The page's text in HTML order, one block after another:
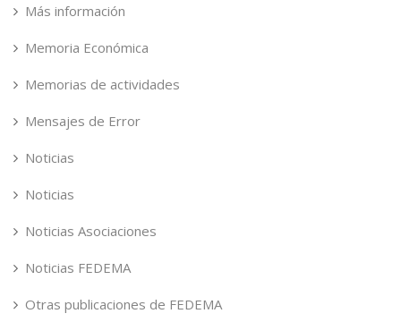
Más información
Memoria Económica
Memorias de actividades
Mensajes de Error
Noticias
Noticias
Noticias Asociaciones
Noticias FEDEMA
Otras publicaciones de FEDEMA